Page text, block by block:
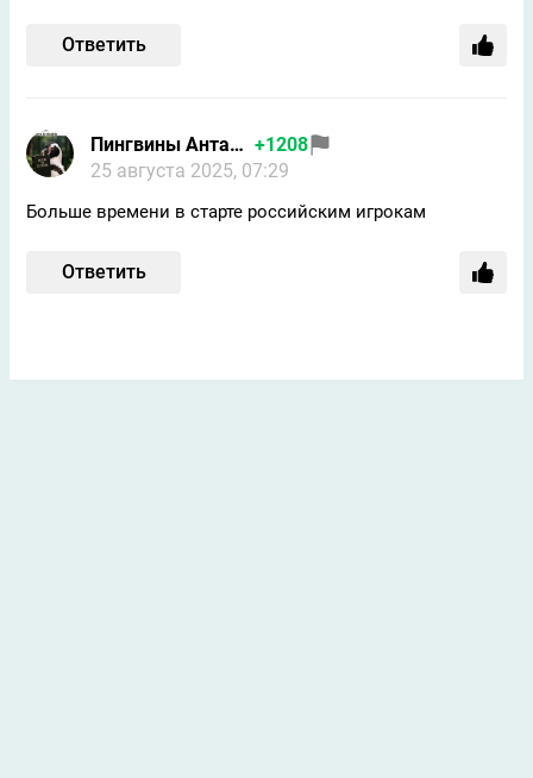
Ответить
Пингвины Антарктиды/Толян +1208
25 августа 2025, 07:29
Больше времени в старте российским игрокам
Ответить